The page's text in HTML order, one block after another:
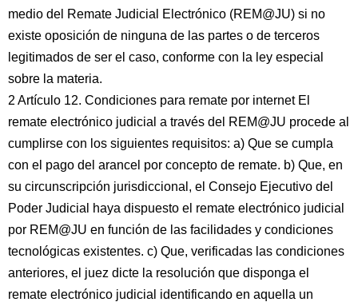
medio del Remate Judicial Electrónico (REM@JU) si no
existe oposición de ninguna de las partes o de terceros
legitimados de ser el caso, conforme con la ley especial
sobre la materia.
2 Artículo 12. Condiciones para remate por internet El
remate electrónico judicial a través del REM@JU procede al
cumplirse con los siguientes requisitos: a) Que se cumpla
con el pago del arancel por concepto de remate. b) Que, en
su circunscripción jurisdiccional, el Consejo Ejecutivo del
Poder Judicial haya dispuesto el remate electrónico judicial
por REM@JU en función de las facilidades y condiciones
tecnológicas existentes. c) Que, verificadas las condiciones
anteriores, el juez dicte la resolución que disponga el
remate electrónico judicial identificando en aquella un